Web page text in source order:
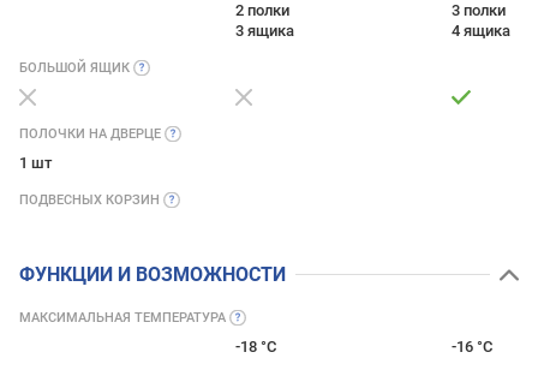
2 полки
3 ящика
3 полки
4 ящика
БОЛЬШОЙ ЯЩИК
ПОЛОЧКИ НА ДВЕРЦЕ
1 шт
ПОДВЕСНЫХ КОРЗИН
ФУНКЦИИ И ВОЗМОЖНОСТИ
МАКСИМАЛЬНАЯ ТЕМПЕРАТУРА
-18 °C -16 °C